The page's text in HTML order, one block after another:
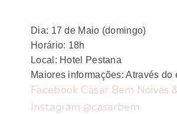
Dia: 17 de Maio (domingo)
Horário: 18h
Local: Hotel Pestana
Maiores informações: Através do
Facebook Casar Bem Noivas
Instagram @casarbem